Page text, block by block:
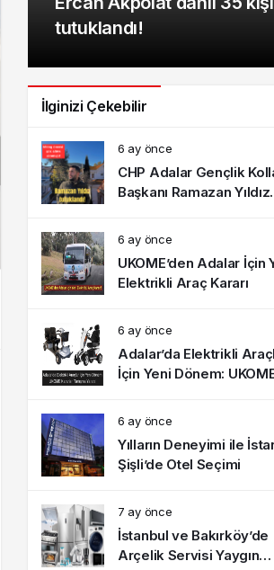
tutuklandı!
İlginizi Çekebilir
6 ay önce
CHP Adalar Gençlik
Başkanı Ramazan Yıldız
6 ay önce
UKOME’den Adalar İçin
Elektrikli Araç Kararı
6 ay önce
Adalar’da Elektrikli
İçin Yeni Dönem:
6 ay önce
Yılların Deneyimi ile
Şişli’de Otel Seçimi
7 ay önce
İstanbul ve Bakırköy’de
Arçelik Servisi Yaygın